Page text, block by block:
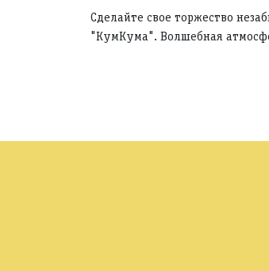
Сделайте свое торжество
"КумКума". Волшебная